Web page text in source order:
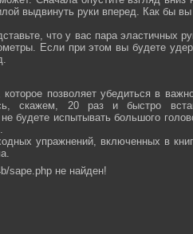
выдвинуть руки вперед. Как бы
что у вас пара эластичных
Если при этом вы будете
позволяет убедиться в
скажем, 20 раз и быстро
будете испытывать большого
упражнений, включенных в
sape.php не найден!